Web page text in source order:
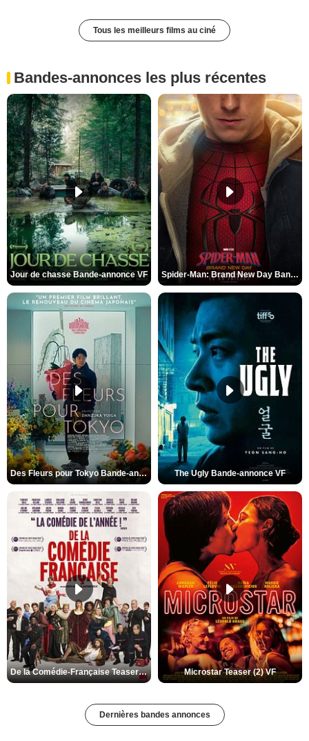
Tous les meilleurs films au ciné
Bandes-annonces les plus récentes
Jour de chasse Bande-annonce VF Spider-Man: Brand New Day Bande-annonce (3) VO STFR
Des Fleurs pour Tokyo Bande-annonce VO STFR The Ugly Bande-annonce VF
De la Comédie-Française Teaser (3) VF Microstar Teaser (2) VF
Dernières bandes annonces